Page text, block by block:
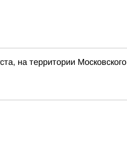
на территории Московского